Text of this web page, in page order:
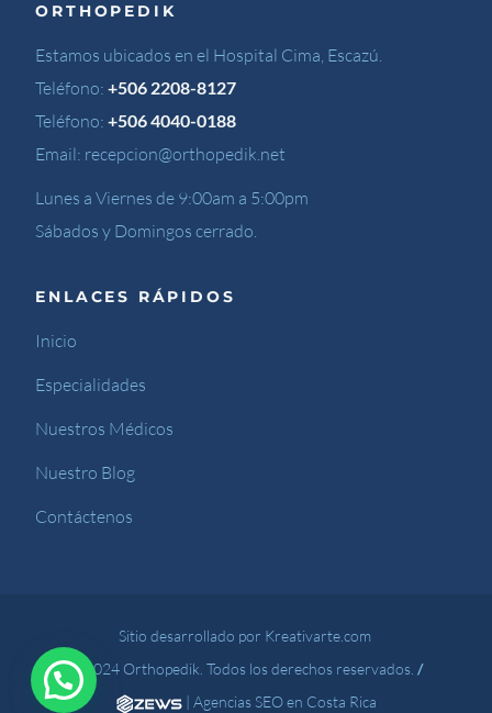
ORTHOPEDIK
Estamos ubicados en el Hospital Cima, Escazú.
Teléfono:+506 2208-8127
Teléfono:+506 4040-0188
Email: recepcion@orthopedik.net
Lunes a Viernes de 9:00am a 5:00pm
Sábados y Domingos cerrado.
ENLACES RÁPIDOS
Inicio
Especialidades
Nuestros Médicos
Nuestro Blog
Contáctenos
Sitio desarrollado por Kreativarte.com
© 2024 Orthopedik. Todos los derechos reservados. /
| Agencias SEO en Costa Rica